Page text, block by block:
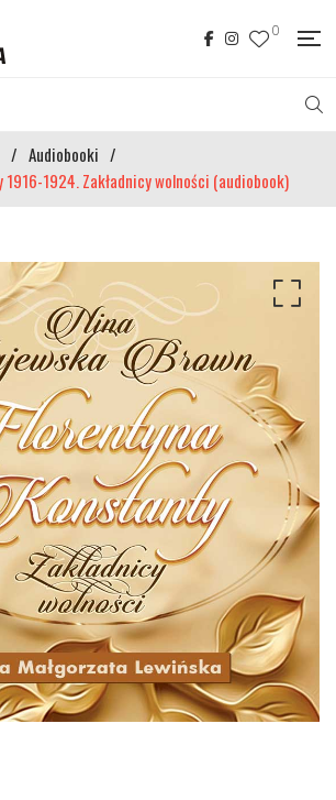
0
/ Audiobooki /
1924. Zakładnicy wolności (audiobook)